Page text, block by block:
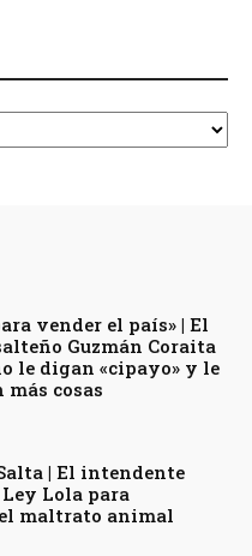
vender el país» | El
Guzmán Coraita
le digan «cipayo» y le
cosas
| El intendente
Lola para
maltrato animal